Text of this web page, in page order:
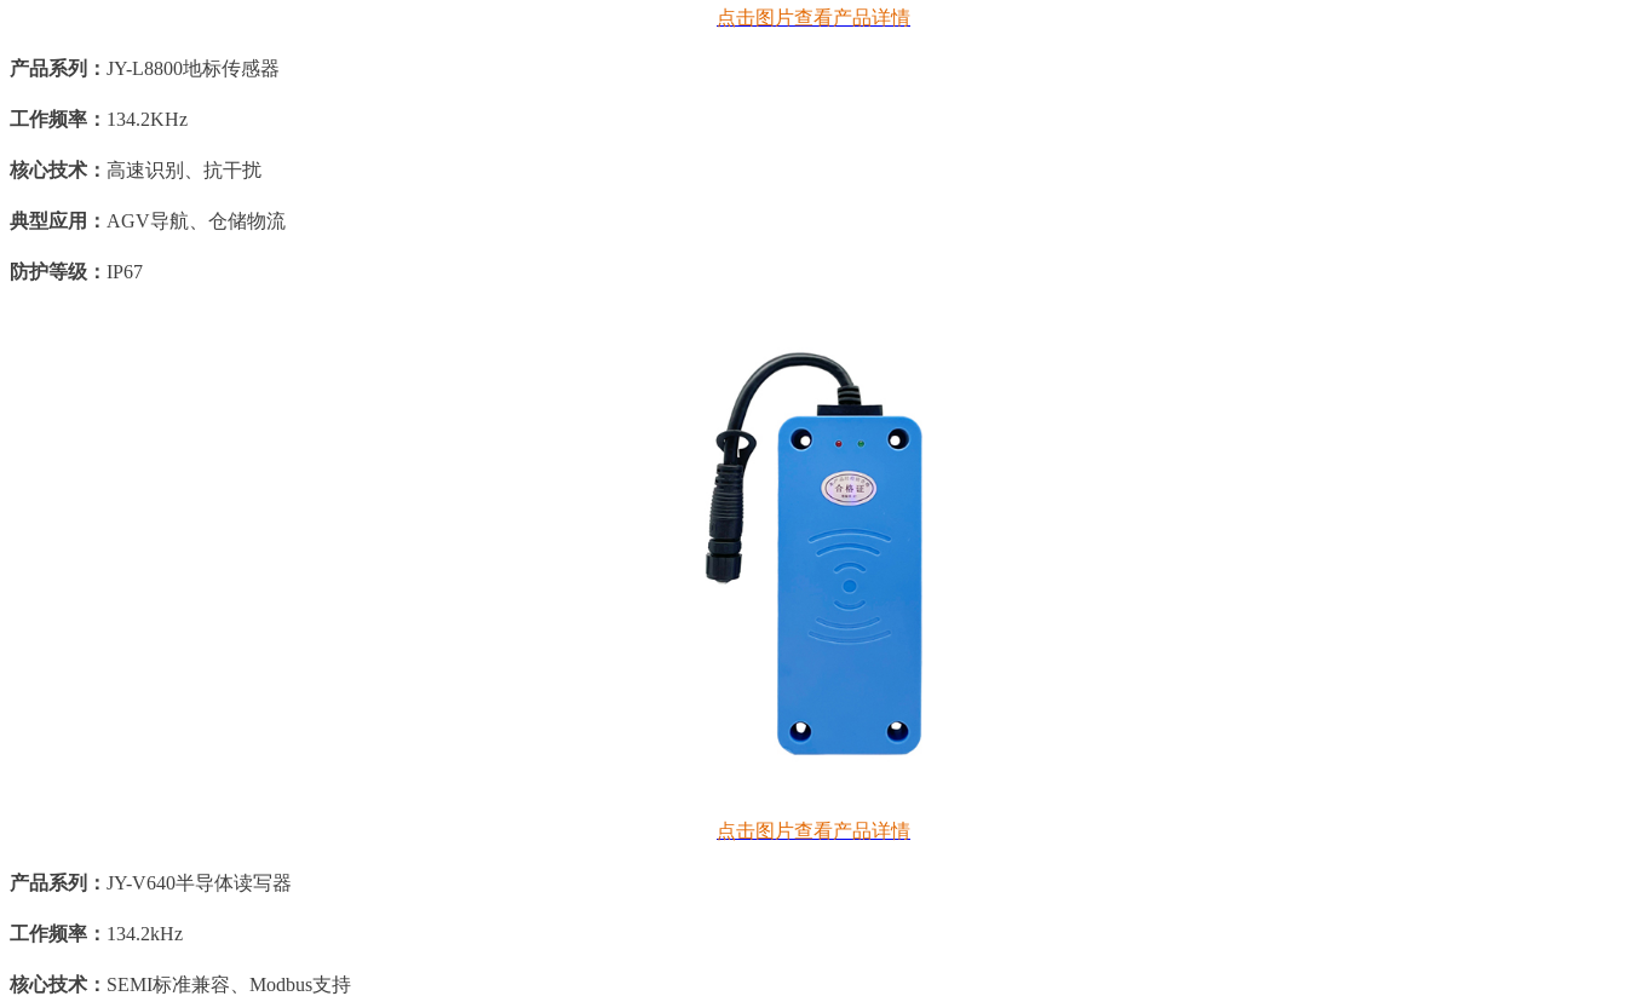
点击图片查看产品详情
产品系列： JY-L8800地标传感器
工作频率： 134.2KHz
核心技术： 高速识别、抗干扰
典型应用： AGV导航、仓储物流
防护等级： IP67
点击图片查看产品详情
产品系列： JY-V640半导体读写器
工作频率： 134.2kHz
核心技术： SEMI标准兼容、Modbus支持